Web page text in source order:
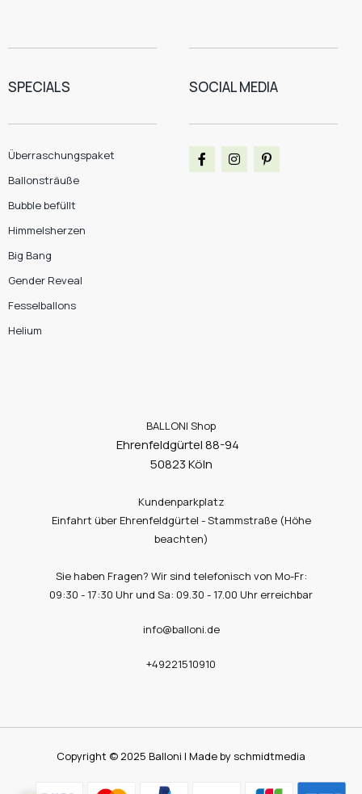
SPECIALS
Überraschungspaket
Ballonsträuße
Bubble befüllt
Himmelsherzen
Big Bang
Gender Reveal
Fesselballons
Helium
SOCIAL MEDIA
BALLONI Shop
Ehrenfeldgürtel 88-94
50823 Köln
Kundenparkplatz
Einfahrt über Ehrenfeldgürtel - Stammstraße (Höhe
beachten)
Sie haben Fragen? Wir sind telefonisch von Mo-Fr:
09:30 - 17:30 Uhr und Sa: 09.30 - 17.00 Uhr erreichbar
info@balloni.de
+49221510910
Copyright © 2025 Balloni | Made by schmidtmedia